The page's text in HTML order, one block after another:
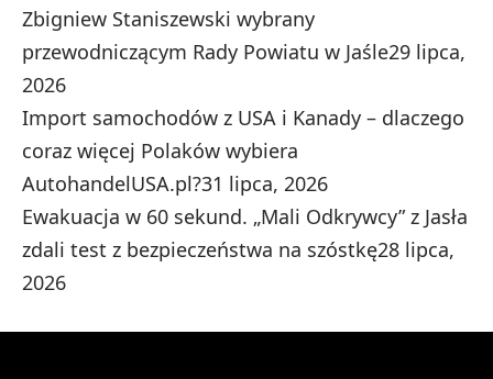
Zbigniew Staniszewski wybrany
przewodniczącym Rady Powiatu w Jaśle29 lipca,
2026
Import samochodów z USA i Kanady – dlaczego
coraz więcej Polaków wybiera
AutohandelUSA.pl?31 lipca, 2026
Ewakuacja w 60 sekund. „Mali Odkrywcy” z Jasła
zdali test z bezpieczeństwa na szóstkę28 lipca,
2026